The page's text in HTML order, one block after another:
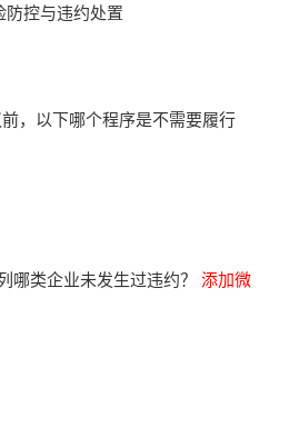
防控与违约处置
，以下哪个程序是不需要履行
哪类企业未发生过违约？添加微